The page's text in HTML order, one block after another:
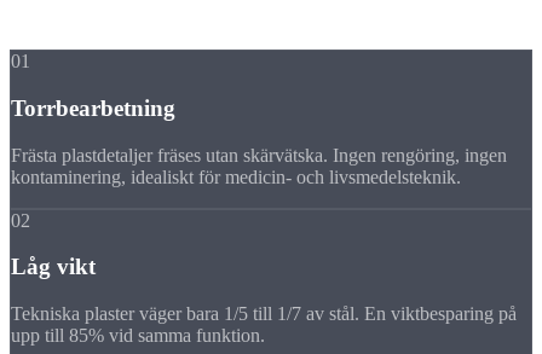
01
Torrbearbetning
Frästa plastdetaljer fräses utan skärvätska. Ingen rengöring, ingen
kontaminering, idealiskt för medicin- och livsmedelsteknik.
02
Låg vikt
Tekniska plaster väger bara 1/5 till 1/7 av stål. En viktbesparing på
upp till 85% vid samma funktion.